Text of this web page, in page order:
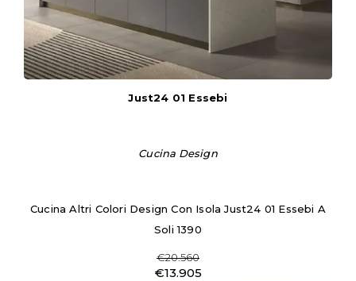
Just24 01 Essebi
Cucina Design
Cucina Altri Colori Design Con Isola Just24 01 Essebi A
Soli 1390
€20.560
€13.905